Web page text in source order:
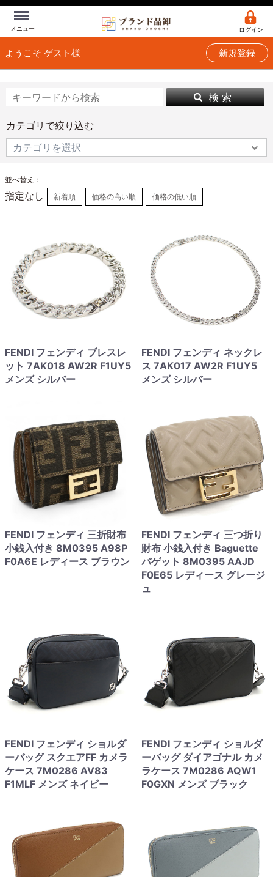
Menu
メニュー ログイン
ようこそ ゲスト様 新規登録
検 索
カテゴリで絞り込む
並べ替え：
指定なし 新着順 価格の高い順 価格の低い順
FENDI フェンディ ブレスレ
ット 7AK018 AW2R F1UY5
メンズ シルバー
FENDI フェンディ ネックレ
ス 7AK017 AW2R F1UY5
メンズ シルバー
FENDI フェンディ 三折財布
小銭入付き 8M0395 A98P
F0A6E レディース ブラウン
FENDI フェンディ 三つ折り
財布 小銭入付き Baguette
バゲット 8M0395 AAJD
F0E65 レディース グレージ
ュ
FENDI フェンディ ショルダ
ーバッグ スクエアFF カメラ
ケース 7M0286 AV83
F1MLF メンズ ネイビー
FENDI フェンディ ショルダ
ーバッグ ダイアゴナル カメ
ラケース 7M0286 AQW1
F0GXN メンズ ブラック